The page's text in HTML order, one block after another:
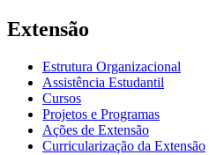
Extensão
Estrutura Organizacional
Assistência Estudantil
Cursos
Projetos e Programas
Ações de Extensão
Curricularização da Extensão